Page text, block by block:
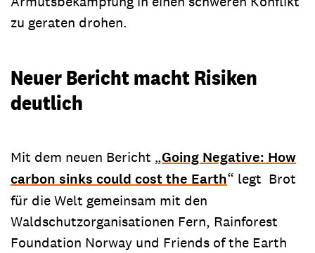
zu geraten drohen.
Neuer Bericht macht Risiken
deutlich
Mit dem neuen Bericht „Going Negative: How
carbon sinks could cost the Earth“ legt Brot
für die Welt gemeinsam mit den
Waldschutzorganisationen Fern, Rainforest
Foundation Norway und Friends of the Earth